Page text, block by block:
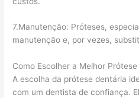
7.Manutenção: Próteses,
manutenção e, por vezes,
Como Escolher a Melhor Prótese
A escolha da prótese dentária
com um dentista de confiança.